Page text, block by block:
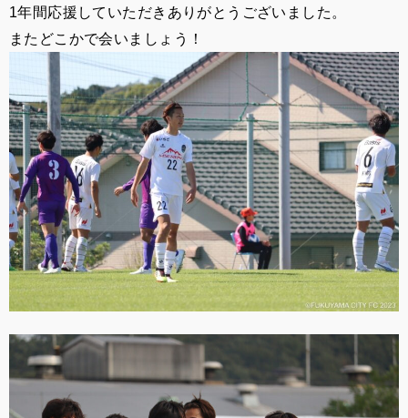
1年間応援していただきありがとうございました。
またどこかで会いましょう！